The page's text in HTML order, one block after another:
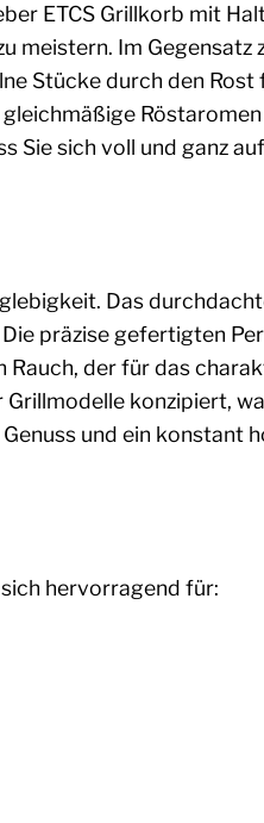
ETCS Grillkorb mit
meistern. Im Gegensatz
Stücke durch den Rost
Sie sich voll und ganz
Das
präzise gefertigten
der für das
konzipiert,
und ein konstant
hervorragend für: